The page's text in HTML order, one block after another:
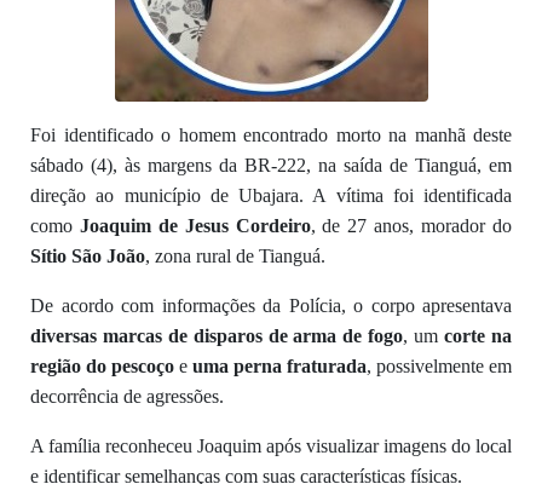
Foi identificado o homem encontrado morto na manhã deste
sábado (4), às margens da BR-222, na saída de Tianguá, em
direção ao município de Ubajara. A vítima foi identificada
como Joaquim de Jesus Cordeiro, de 27 anos, morador do
Sítio São João, zona rural de Tianguá.
De acordo com informações da Polícia, o corpo apresentava
diversas marcas de disparos de arma de fogo, umcorte na
região do pescoço e uma perna fraturada, possivelmente em
decorrência de agressões.
A família reconheceu Joaquim após visualizar imagens do local
e identificar semelhanças com suas características físicas.